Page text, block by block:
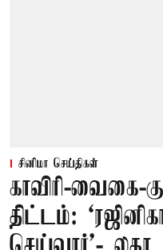
சினிமா செய்திகள்
காவிரி-
திட்டம்: